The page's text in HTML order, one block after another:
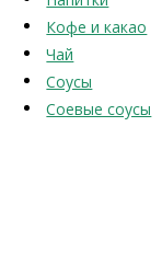
Кофе и какао
Чай
Соусы
Соевые соусы